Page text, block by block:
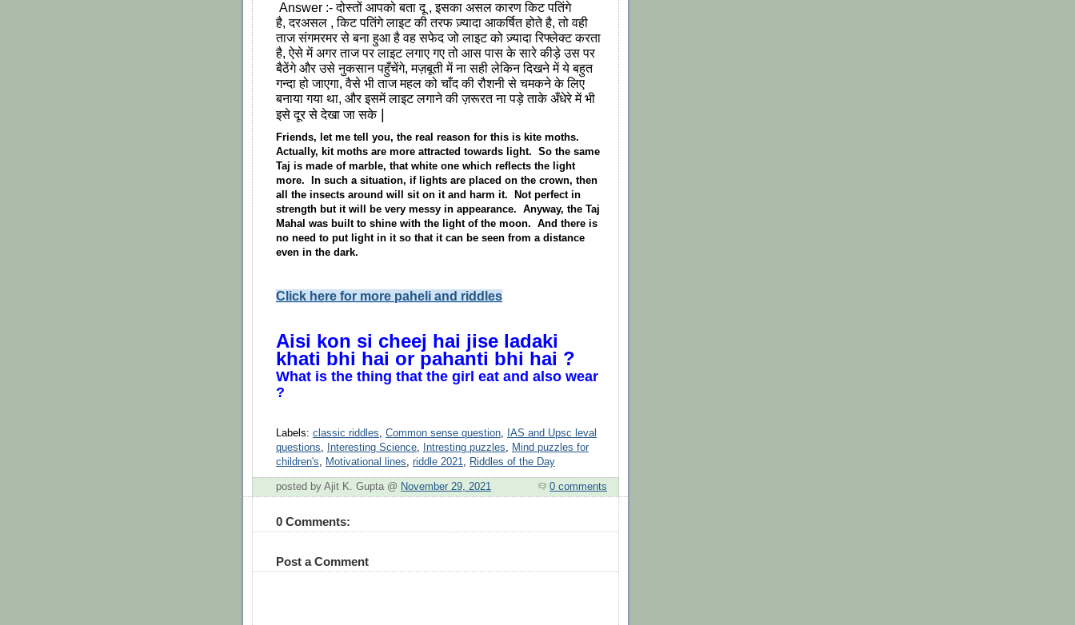
Answer :- दोस्तों आपको बता दू , इसका असल कारण किट पतिंगे
है,दरअसल , किट पतिंगे लाइट की तरफ ज़्यादा आकर्षित होते है, तो वही
ताज संगमरमर से बना हुआ है वह सफेद जो लाइट को ज़्यादा रिफ्लेक्ट करता
है, ऐसे में अगर ताज पर लाइट लगाए गए तो आस पास के सारे कीड़े उस पर
बैठेंगे और उसे नुकसान पहुँचेंगे, मज़बूती में ना सही लेकिन दिखने में ये बहुत
गन्दा हो जाएगा, वैसे भी ताज महल को चाँद की रौशनी से चमकने के लिए
बनाया गया था, और इसमें लाइट लगाने की ज़रूरत ना पड़े ताके अँधेरे में भी
इसे दूर से देखा जा सके|
Friends, let me tell you, the real reason for this is kite moths.
Actually, kit moths are more attracted towards light. So the same
Taj is made of marble, that white one which reflects the light
more. In such a situation, if lights are placed on the crown, then
all the insects around will sit on it and harm it. Not perfect in
strength but it will be very messy in appearance. Anyway, the Taj
Mahal was built to shine with the light of the moon. And there is
no need to put light in it so that it can be seen from a distance
even in the dark.
Click here for more paheli and riddles
Aisi kon si cheej hai jise ladaki
khati bhi hai or pahanti bhi hai ?
What is the thing that the girl eat and also wear
?
Labels: classic riddles, Common sense question,
IAS and Upsc leval
questions, Interesting Science, Intresting puzzles, Mind puzzles for
children's, Motivational lines, riddle 2021, Riddles of the Day
posted by Ajit K. Gupta @ November 29, 2021 0 comments
0 Comments:
Post a Comment